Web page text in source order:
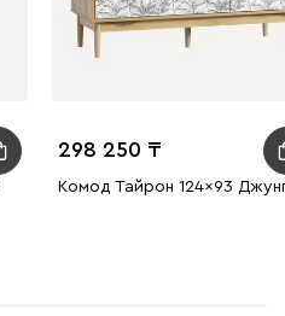
298 250
Комод Тайрон 124x93